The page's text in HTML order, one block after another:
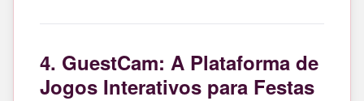
4. GuestCam: A Plataforma de
Jogos Interativos para Festas